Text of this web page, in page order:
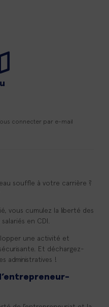
connecter par e-mail
souffle à votre carrière ?
vous cumulez la liberté des
en CDI.
une activité et
Et déchargez-
administratives !